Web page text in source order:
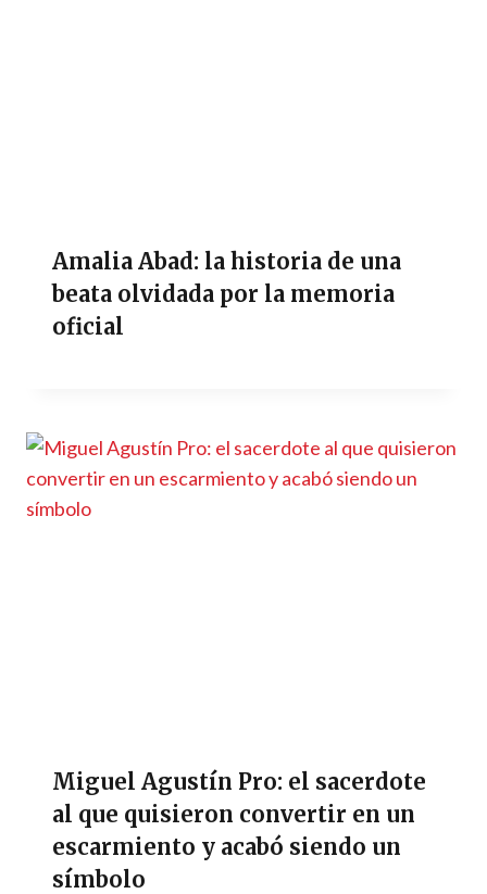
Amalia Abad: la historia de una
beata olvidada por la memoria
oficial
Miguel Agustín Pro: el sacerdote
al que quisieron convertir en un
escarmiento y acabó siendo un
símbolo